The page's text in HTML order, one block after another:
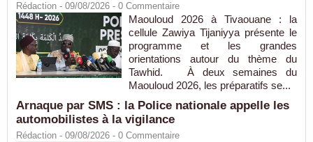
Rédaction - 09/08/2026 - 0 Commentaire
Maouloud 2026 à Tivaouane : la
cellule Zawiya Tijaniyya présente le
programme et les grandes
orientations autour du thème du
Tawhid. À deux semaines du
Maouloud 2026, les préparatifs se...
Arnaque par SMS : la Police nationale appelle les
automobilistes à la vigilance
Rédaction - 09/08/2026 - 0 Commentaire